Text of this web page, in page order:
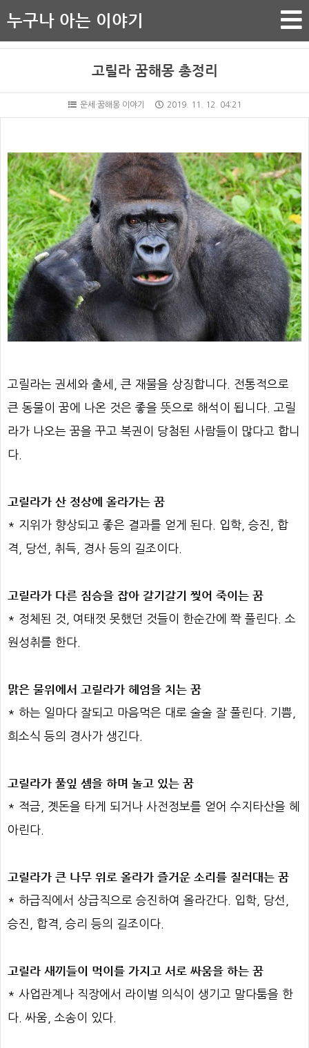
누구나 아는 이야기
고릴라 꿈해몽 총정리
운세·꿈해몽 이야기 2019. 11. 12. 04:21
고릴라는 권세와 출세, 큰 재물을 상징합니다. 전통적으로
큰 동물이 꿈에 나온 것은 좋을 뜻으로 해석이 됩니다. 고릴
라가 나오는 꿈을 꾸고 복권이 당첨된 사람들이 많다고 합니
다.
고릴라가 산 정상에 올라가는 꿈
* 지위가 향상되고 좋은 결과를 얻게 된다. 입학, 승진, 합
격, 당선, 취득, 경사 등의 길조이다.
고릴라가 다른 짐승을 잡아 갈기갈기 찢어 죽이는 꿈
* 정체된 것, 여태껏 못했던 것들이 한순간에 쫙 풀린다. 소
원성취를 한다.
맑은 물위에서 고릴라가 헤엄을 치는 꿈
* 하는 일마다 잘되고 마음먹은 대로 술술 잘 풀린다. 기쁨,
희소식 등의 경사가 생긴다.
고릴라가 풀잎 셈을 하며 놀고 있는 꿈
* 적금, 곗돈을 타게 되거나 사전정보를 얻어 수지타산을 헤
아린다.
고릴라가 큰 나무 위로 올라가 즐거운 소리를 질러대는 꿈
* 하급직에서 상급직으로 승진하여 올라간다. 입학, 당선,
승진, 합격, 승리 등의 길조이다.
고릴라 새끼들이 먹이를 가지고 서로 싸움을 하는 꿈
* 사업관계나 직장에서 라이벌 의식이 생기고 말다툼을 한
다. 싸움, 소송이 있다.